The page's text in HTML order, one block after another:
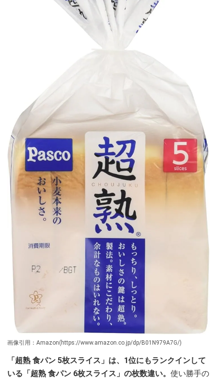
画像引用：Amazon(https://www.amazon.co.jp/dp/B01N979A7G/)
「超熟 食パン 5枚スライス」は、1位にもランクインして
いる「超熟 食パン 6枚スライス」の枚数違い。 使い勝手の